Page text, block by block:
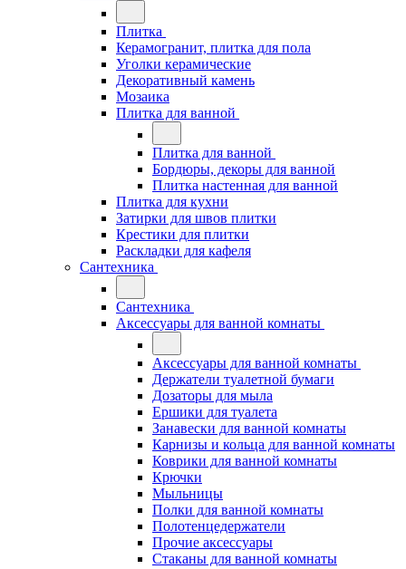
Плитка
Керамогранит, плитка для пола
Уголки керамические
Декоративный камень
Мозаика
Плитка для ванной
Плитка для ванной
Бордюры, декоры для ванной
Плитка настенная для ванной
Плитка для кухни
Затирки для швов плитки
Крестики для плитки
Раскладки для кафеля
Сантехника
Сантехника
Аксессуары для ванной комнаты
Аксессуары для ванной комнаты
Держатели туалетной бумаги
Дозаторы для мыла
Ершики для туалета
Занавески для ванной комнаты
Карнизы и кольца для ванной комнаты
Коврики для ванной комнаты
Крючки
Мыльницы
Полки для ванной комнаты
Полотенцедержатели
Прочие аксессуары
Стаканы для ванной комнаты